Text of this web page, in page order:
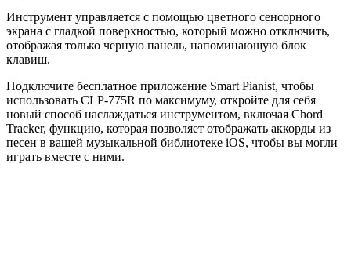
Инструмент управляется с помощью цветного сенсорного
экрана с гладкой поверхностью, который можно отключить,
отображая только черную панель, напоминающую блок
клавиш.
Подключите бесплатное приложение Smart Pianist, чтобы
использовать CLP-775R по максимуму, откройте для себя
новый способ наслаждаться инструментом, включая Chord
Tracker, функцию, которая позволяет отображать аккорды из
песен в вашей музыкальной библиотеке iOS, чтобы вы могли
играть вместе с ними.